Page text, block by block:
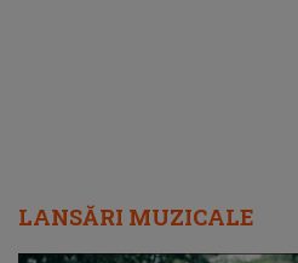
LANSĂRI MUZICALE